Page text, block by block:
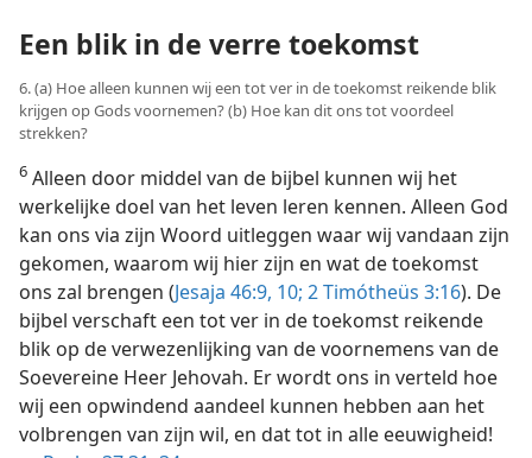
Een blik in de verre toekomst
6. (a) Hoe alleen kunnen wij een tot ver in de toekomst reikende blik
krijgen op Gods voornemen? (b) Hoe kan dit ons tot voordeel
strekken?
6 Alleen door middel van de bijbel kunnen wij het
werkelijke doel van het leven leren kennen. Alleen God
kan ons via zijn Woord uitleggen waar wij vandaan zijn
gekomen, waarom wij hier zijn en wat de toekomst
ons zal brengen (Jesaja 46:9, 10; 2 Timótheüs 3:16). De
bijbel verschaft een tot ver in de toekomst reikende
blik op de verwezenlijking van de voornemens van de
Soevereine Heer Jehovah. Er wordt ons in verteld hoe
wij een opwindend aandeel kunnen hebben aan het
volbrengen van zijn wil, en dat tot in alle eeuwigheid!